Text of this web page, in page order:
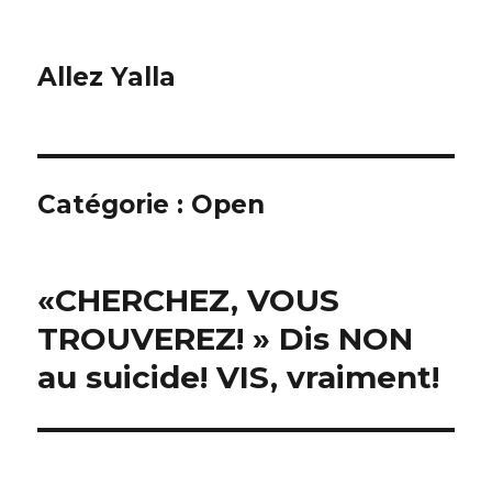
Allez Yalla
Catégorie : Open
«CHERCHEZ, VOUS
TROUVEREZ! » Dis NON
au suicide! VIS, vraiment!